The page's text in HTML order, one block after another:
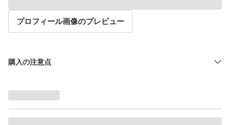
プロフィール画像のプレビュー
購入の注意点